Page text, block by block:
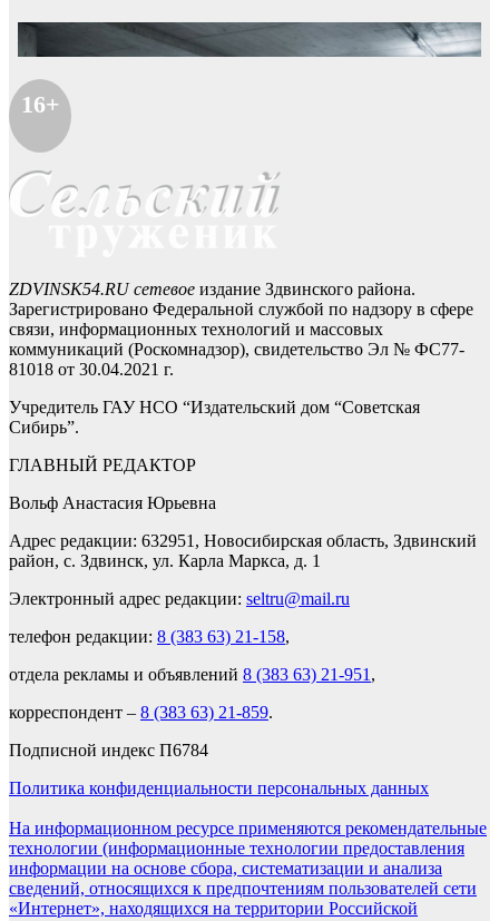
16+
ZDVINSK54.RU сетевое издание Здвинского района.
Зарегистрировано Федеральной службой по надзору в сфере
связи, информационных технологий и массовых
коммуникаций (Роскомнадзор), свидетельство Эл № ФС77-
81018 от 30.04.2021 г.
Учредитель ГАУ НСО “Издательский дом “Советская
Сибирь”.
ГЛАВНЫЙ РЕДАКТОР
Вольф Анастасия Юрьевна
Адрес редакции: 632951, Новосибирская область, Здвинский
район, с. Здвинск, ул. Карла Маркса, д. 1
Электронный адрес редакции: seltru@mail.ru
телефон редакции: 8 (383 63) 21-158,
отдела рекламы и объявлений 8 (383 63) 21-951 ,
корреспондент – 8 (383 63) 21-859.
Подписной индекс П6784
Политика конфиденциальности персональных данных
На информационном ресурсе применяются рекомендательные
технологии (информационные технологии предоставления
информации на основе сбора, систематизации и анализа
сведений, относящихся к предпочтениям пользователей сети
«Интернет», находящихся на территории Российской